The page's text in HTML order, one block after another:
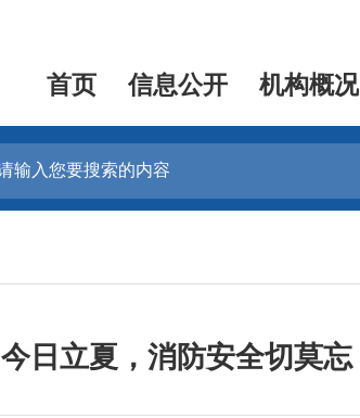
首页 信息公开 机构概况
今日立夏，消防安全切莫忘